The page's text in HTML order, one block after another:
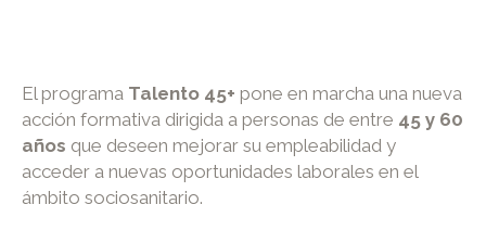
El programa Talento 45+ pone en marcha una nueva
acción formativa dirigida a personas de entre 45 y 60
años que deseen mejorar su empleabilidad y
acceder a nuevas oportunidades laborales en el
ámbito sociosanitario.